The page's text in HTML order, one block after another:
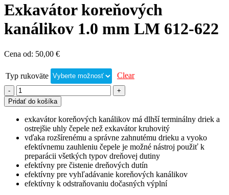
Exkavátor koreňových
kanálikov 1.0 mm LM 612-622
Cena od: 50,00 €
Typ rukoväte Clear
Pridať do košíka
exkavátor koreňových kanálikov má dlhší terminálny driek a
ostrejšie uhly čepele než exkavátor kruhovitý
vďaka rozšírenému a správne zahnutému drieku a vyoko
efektívnemu zauhleniu čepele je možné nástroj použiť k
preparácii všetkých typov dreňovej dutiny
efektívny pre čistenie dreňových dutín
efektívny pre vyhľadávanie koreňových kanálikov
efektívny k odstraňovaniu dočasných výplní